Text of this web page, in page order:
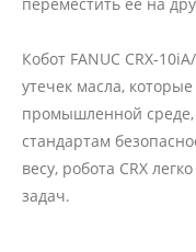
Кобот FANUC CRX-
утечек масла,
промышленной среде,
стандартам
весу, робота CRX
задач.